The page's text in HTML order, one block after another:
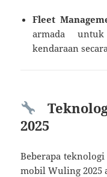
Fleet
armada
kendaraan
2025
Beberapa
mobil Wuling 2025